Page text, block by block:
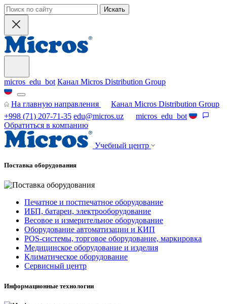
Искать
micros_edu_bot Канал Micros Distribution Group
На главную направления
Канал Micros Distribution Group
+998 (71) 207-71-35 edu@micros.uz
micros_edu_bot
Обратиться в компанию
Учебный центр
Поставка оборудования
Печатное и постпечатное оборудование
ИБП, батареи, электрооборудование
Весовое и измерительное оборудование
Оборудование автоматизации и КИП
POS-системы, торговое оборудование, маркировка
Медицинское оборудование и изделия
Климатическое оборудование
Сервисный центр
Информационные технологии